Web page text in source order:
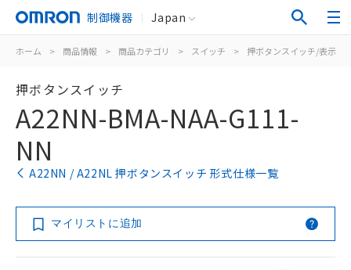
制御機器 Japan
ホーム > 商品情報 > 商品カテゴリ > スイッチ > 押ボタンスイッチ/表示灯
押ボタンスイッチ
A22NN-BMA-NAA-G111-
NN
A22NN / A22NL 押ボタンスイッチ 形式仕様一覧
マイリストに追加